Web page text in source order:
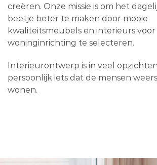
creëren. Onze missie is om het
beetje beter te maken door mooie
kwaliteitsmeubels en interieurs voor
woninginrichting te selecteren.
Interieurontwerp is in veel
persoonlijk iets dat de mensen
wonen.